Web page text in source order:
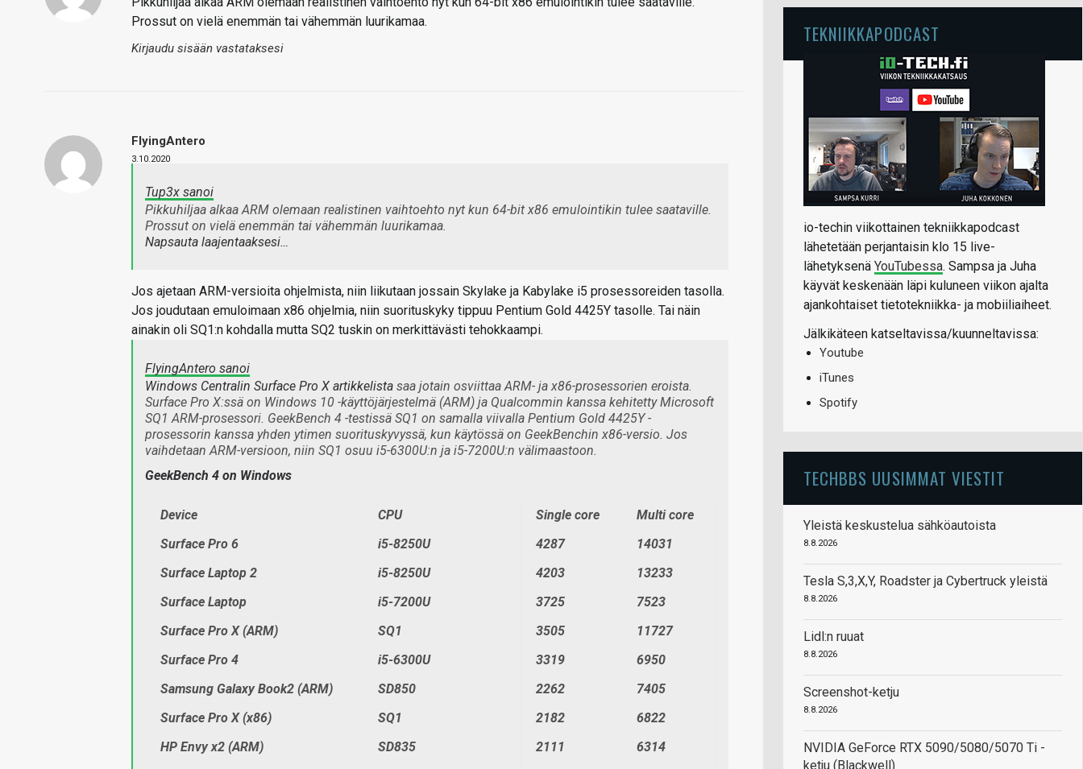
Prossut on vielä enemmän tai vähemmän luurikamaa.
Kirjaudu sisään vastataksesi
FlyingAntero
3.10.2020
Tup3x sanoi
Pikkuhiljaa alkaa ARM olemaan realistinen vaihtoehto nyt kun 64-bit x86 emulointikin tulee saataville.
Prossut on vielä enemmän tai vähemmän luurikamaa.
Napsauta laajentaaksesi…
Jos ajetaan ARM-versioita ohjelmista, niin liikutaan jossain Skylake ja Kabylake i5 prosessoreiden tasolla.
Jos joudutaan emuloimaan x86 ohjelmia, niin suorituskyky tippuu Pentium Gold 4425Y tasolle. Tai näin
ainakin oli SQ1:n kohdalla mutta SQ2 tuskin on merkittävästi tehokkaampi.
FlyingAntero sanoi
Windows Centralin Surface Pro X artikkelista saa jotain osviittaa ARM- ja x86-prosessorien eroista.
Surface Pro X:ssä on Windows 10 -käyttöjärjestelmä (ARM) ja Qualcommin kanssa kehitetty Microsoft
SQ1 ARM-prosessori. GeekBench 4 -testissä SQ1 on samalla viivalla Pentium Gold 4425Y -
prosessorin kanssa yhden ytimen suorituskyvyssä, kun käytössä on GeekBenchin x86-versio. Jos
vaihdetaan ARM-versioon, niin SQ1 osuu i5-6300U:n ja i5-7200U:n välimaastoon.
GeekBench 4 on Windows
Device CPU Single core
Multi core
Surface Pro 6
i5-8250U 4287
14031
Surface Laptop 2
i5-8250U 4203
13233
Surface Laptop
i5-7200U 3725
7523
Surface Pro X(ARM) SQ1 3505
11727
Surface Pro 4
i5-6300U 3319
6950
Samsung Galaxy Book2 (ARM) SD850 2262
7405
Surface Pro X (x86)
SQ1 2182
6822
HP Envy x2 (ARM) SD835 2111
6314
TEKNIIKKAPODCAST
io-techin viikottainen tekniikkapodcast
lähetetään perjantaisin klo 15 live-
lähetyksenä YouTubessa. Sampsa ja Juha
käyvät keskenään läpi kuluneen viikon ajalta
ajankohtaiset tietotekniikka- ja mobiiliaiheet.
Jälkikäteen katseltavissa/kuunneltavissa:
Youtube
iTunes
Spotify
TECHBBS UUSIMMAT VIESTIT
Yleistä keskustelua sähköautoista
8.8.2026
Tesla S,3,X,Y, Roadster ja Cybertruck yleistä
8.8.2026
Lidl:n ruuat
8.8.2026
Screenshot-ketju
8.8.2026
NVIDIA GeForce RTX 5090/5080/5070 Ti -
ketju (Blackwell)